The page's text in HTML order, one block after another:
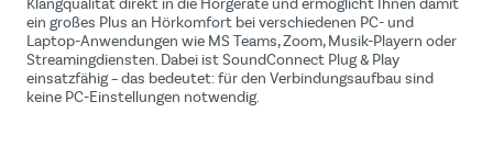
Klangqualität direkt in die Hörgeräte und ermöglicht Ihnen damit
ein großes Plus an Hörkomfort bei verschiedenen PC- und
Laptop-Anwendungen wie MS Teams, Zoom, Musik-Playern oder
Streamingdiensten. Dabei ist SoundConnect Plug & Play
einsatzfähig – das bedeutet: für den Verbindungsaufbau sind
keine PC-Einstellungen notwendig.